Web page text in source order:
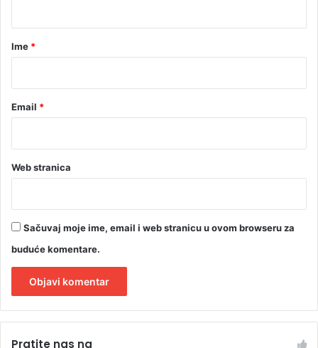
rIme *
Email *
Web stranica
Sačuvaj moje ime, email i web stranicu u ovom browseru za
buduće komentare.
Pratite nas na